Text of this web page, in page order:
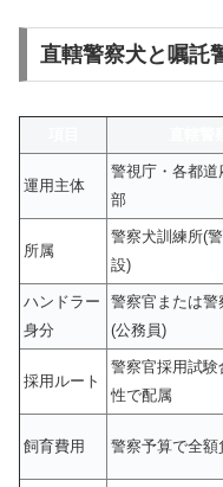
直轄警察犬と嘱託
運用主体
警視庁・各都道
部
所属
警察犬訓練所(
設)
ハンドラー
身分
警察官または警
(公務員)
採用ルート
警察官採用試験
性で配属
飼育費用 警察予算で全額